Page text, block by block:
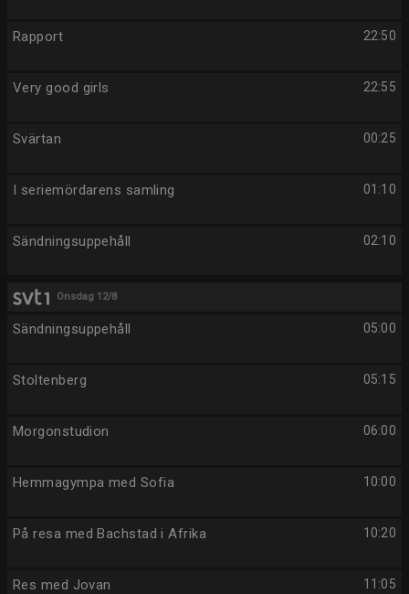
22:50
Rapport
22:55
Very good girls
00:25
Svärtan
01:10
I seriemördarens samling
02:10
Sändningsuppehåll
Onsdag 12/8
05:00
Sändningsuppehåll
05:15
Stoltenberg
06:00
Morgonstudion
10:00
Hemmagympa med Sofia
10:20
På resa med Bachstad i Afrika
11:05
Res med Jovan